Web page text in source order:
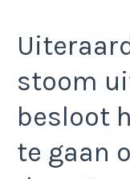
stoom
besloot
te gaan